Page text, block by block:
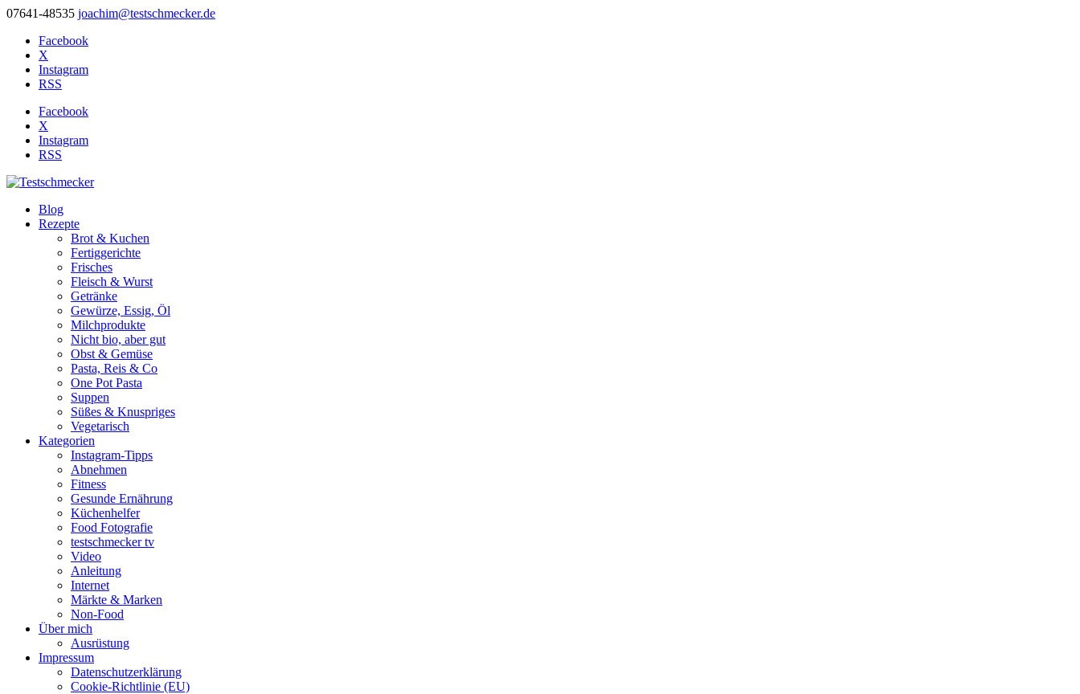
07641-48535 joachim@testschmecker.de
Facebook
X
Instagram
RSS
Facebook
X
Instagram
RSS
Blog
Rezepte
Brot & Kuchen
Fertiggerichte
Frisches
Fleisch & Wurst
Getränke
Gewürze, Essig, Öl
Milchprodukte
Nicht bio, aber gut
Obst & Gemüse
Pasta, Reis & Co
One Pot Pasta
Suppen
Süßes & Knuspriges
Vegetarisch
Kategorien
Instagram-Tipps
Abnehmen
Fitness
Gesunde Ernährung
Küchenhelfer
Food Fotografie
testschmecker tv
Video
Anleitung
Internet
Märkte & Marken
Non-Food
Über mich
Ausrüstung
Impressum
Datenschutzerklärung
Cookie-Richtlinie (EU)